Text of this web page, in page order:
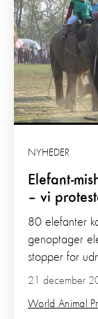
Elefant-
– vi
NYHEDER
21 december
World Animal
80 elefanter
genoptager
stopper for